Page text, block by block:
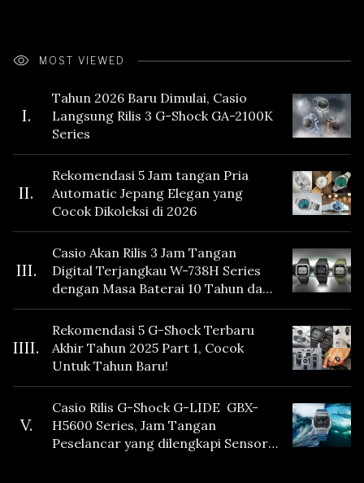
MOST VIEWED
I.
Tahun 2026 Baru Dimulai, Casio
Langsung Rilis 3 G-Shock GA-2100K
Series
II.
Rekomendasi 5 Jam tangan Pria
Automatic Jepang Elegan yang
Cocok Dikoleksi di 2026
III.
Casio Akan Rilis 3 Jam Tangan
Digital Terjangkau W-738H Series
dengan Masa Baterai 10 Tahun dan
Fitur Vibration
IIII.
Rekomendasi 5 G-Shock Terbaru
Akhir Tahun 2025 Part 1, Cocok
Untuk Tahun Baru!
V.
Casio Rilis G-Shock G-LIDE GBX-
H5600 Series, Jam Tangan
Peselancar yang dilengkapi Sensor